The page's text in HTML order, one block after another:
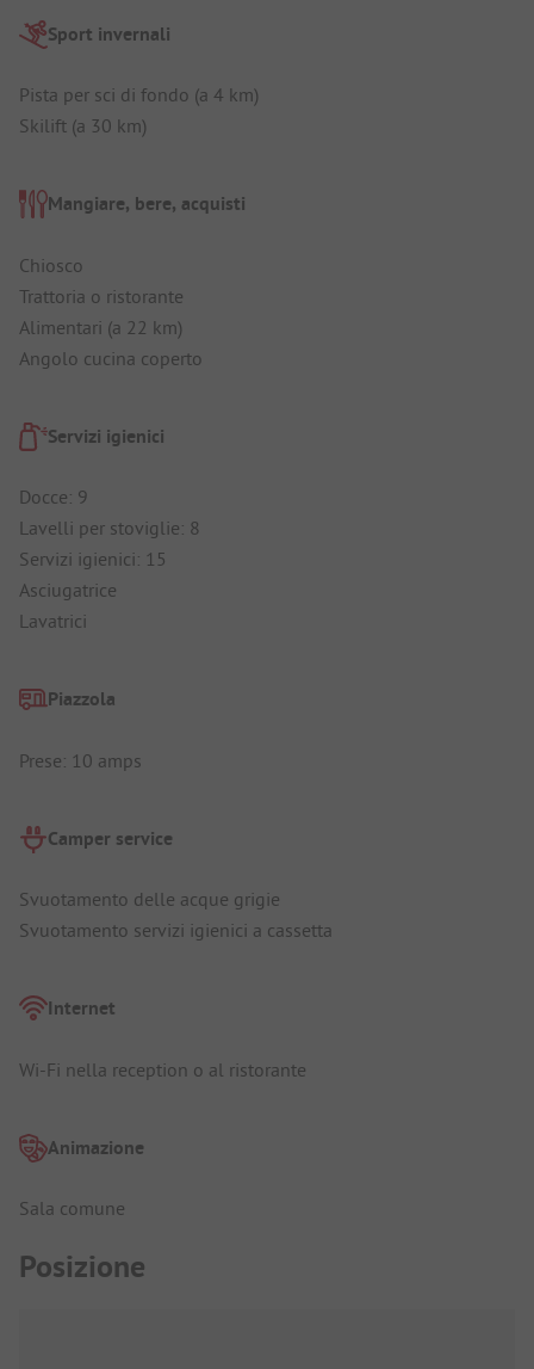
Sport invernali
Pista per sci di fondo (a 4 km)
Skilift (a 30 km)
Mangiare, bere, acquisti
Chiosco
Trattoria o ristorante
Alimentari (a 22 km)
Angolo cucina coperto
Servizi igienici
Docce: 9
Lavelli per stoviglie: 8
Servizi igienici: 15
Asciugatrice
Lavatrici
Piazzola
Prese: 10 amps
Camper service
Svuotamento delle acque grigie
Svuotamento servizi igienici a cassetta
Internet
Wi-Fi nella reception o al ristorante
Animazione
Sala comune
Posizione